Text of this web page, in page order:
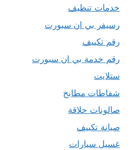
خدمات تنظيف
رسيفر بي ان سبورت
رقم تكييف
رقم خدمة بي ان سبورت
ستلايت
شفاطات مطابخ
صالونات حلاقة
صيانة تكييف
غسيل سيارات